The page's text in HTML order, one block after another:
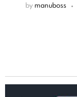
by manuboss